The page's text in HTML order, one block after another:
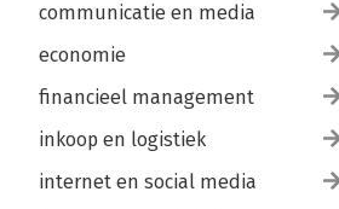
communicatie en media
economie
financieel management
inkoop en logistiek
internet en social media